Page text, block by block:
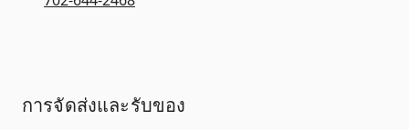
การจัดส่งและรับของ